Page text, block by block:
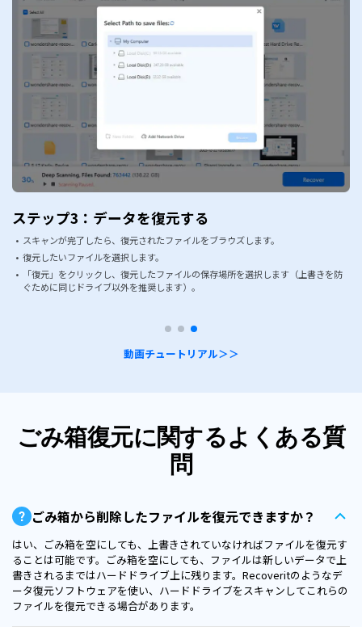
ステップ3：データを復元する
スキャンが完了したら、復元されたファイルをブラウズします。
復元したいファイルを選択します。
「復元」をクリックし、復元したファイルの保存場所を選択します（上書きを防
ぐために同じドライブ以外を推奨します）。
動画チュートリアル＞＞
ごみ箱復元に関するよくある質
問
ごみ箱から削除したファイルを復元できますか？
はい、ごみ箱を空にしても、上書きされていなければファイルを復元す
ることは可能です。ごみ箱を空にしても、ファイルは新しいデータで上
書きされるまではハードドライブ上に残ります。Recoveritのようなデ
ータ復元ソフトウェアを使い、ハードドライブをスキャンしてこれらの
ファイルを復元できる場合があります。